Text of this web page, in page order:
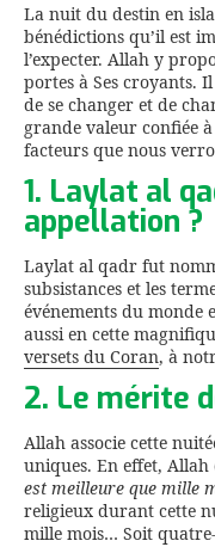
La nuit du destin en
bénédictions qu’il est
l’expecter. Allah y
portes à Ses croyants.
de se changer et de
grande valeur confiée
facteurs que nous
1. Laylat al
appellation ?
Laylat al qadr fut
subsistances et les
événements du monde
aussi en cette
versets du Coran, à
2. Le mérite
Allah associe cette
uniques. En effet,
est meilleure que mille
religieux durant cette
mille mois… Soit